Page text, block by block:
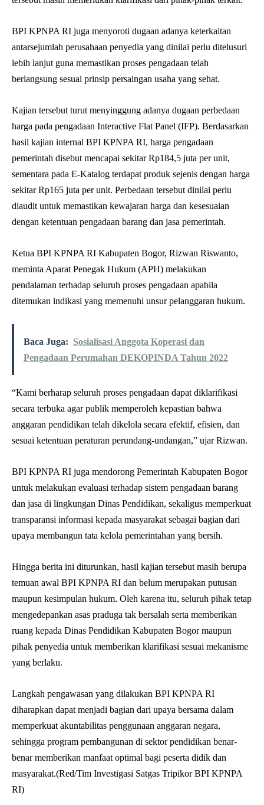
BPI KPNPA RI juga menyoroti dugaan adanya keterkaitan
antarsejumlah perusahaan penyedia yang dinilai perlu ditelusuri
lebih lanjut guna memastikan proses pengadaan telah
berlangsung sesuai prinsip persaingan usaha yang sehat.
Kajian tersebut turut menyinggung adanya dugaan perbedaan
harga pada pengadaan Interactive Flat Panel (IFP). Berdasarkan
hasil kajian internal BPI KPNPA RI, harga pengadaan
pemerintah disebut mencapai sekitar Rp184,5 juta per unit,
sementara pada E-Katalog terdapat produk sejenis dengan harga
sekitar Rp165 juta per unit. Perbedaan tersebut dinilai perlu
diaudit untuk memastikan kewajaran harga dan kesesuaian
dengan ketentuan pengadaan barang dan jasa pemerintah.
Ketua BPI KPNPA RI Kabupaten Bogor, Rizwan Riswanto,
meminta Aparat Penegak Hukum (APH) melakukan
pendalaman terhadap seluruh proses pengadaan apabila
ditemukan indikasi yang memenuhi unsur pelanggaran hukum.
Baca Juga: Sosialisasi Anggota Koperasi dan
Pengadaan Perumahan DEKOPINDA Tahun 2022
“Kami berharap seluruh proses pengadaan dapat diklarifikasi
secara terbuka agar publik memperoleh kepastian bahwa
anggaran pendidikan telah dikelola secara efektif, efisien, dan
sesuai ketentuan peraturan perundang-undangan,” ujar Rizwan.
BPI KPNPA RI juga mendorong Pemerintah Kabupaten Bogor
untuk melakukan evaluasi terhadap sistem pengadaan barang
dan jasa di lingkungan Dinas Pendidikan, sekaligus memperkuat
transparansi informasi kepada masyarakat sebagai bagian dari
upaya membangun tata kelola pemerintahan yang bersih.
Hingga berita ini diturunkan, hasil kajian tersebut masih berupa
temuan awal BPI KPNPA RI dan belum merupakan putusan
maupun kesimpulan hukum. Oleh karena itu, seluruh pihak tetap
mengedepankan asas praduga tak bersalah serta memberikan
ruang kepada Dinas Pendidikan Kabupaten Bogor maupun
pihak penyedia untuk memberikan klarifikasi sesuai mekanisme
yang berlaku.
Langkah pengawasan yang dilakukan BPI KPNPA RI
diharapkan dapat menjadi bagian dari upaya bersama dalam
memperkuat akuntabilitas penggunaan anggaran negara,
sehingga program pembangunan di sektor pendidikan benar-
benar memberikan manfaat optimal bagi peserta didik dan
masyarakat.(Red/Tim Investigasi Satgas Tripikor BPI KPNPA
RI)